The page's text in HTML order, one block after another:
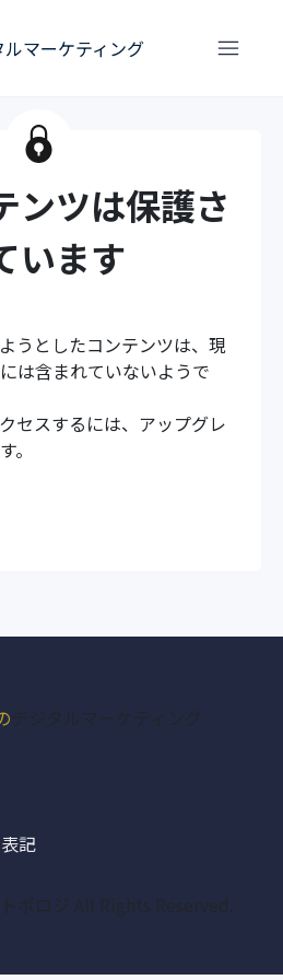
ルマーケティング
ンツは保護さ
います
うとしたコンテンツは、現
は含まれていないようで
セスするには、アップグレ
。
デジタルマーケティング
記
ポロジ All Rights Reserved.